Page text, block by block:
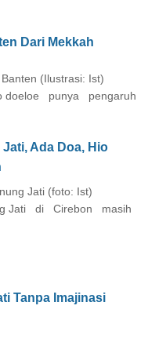
Dari Mekkah
(Ilustrasi: Ist)
doeloe punya pengaruh
Ada Doa, Hio
Jati (foto: Ist)
Jati di Cirebon masih
Tanpa Imajinasi